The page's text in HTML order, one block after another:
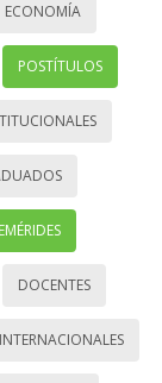
ECONOMÍA
POSTÍTULOS
DOCENTES